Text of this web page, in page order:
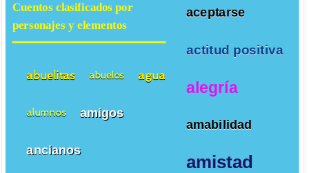
aceptarse
actitud positiva
alegría
amabilidad
amistad
Cuentos clasificados por
personajes y elementos
abuelitas abuelos agua
alumnos amigos
ancianos